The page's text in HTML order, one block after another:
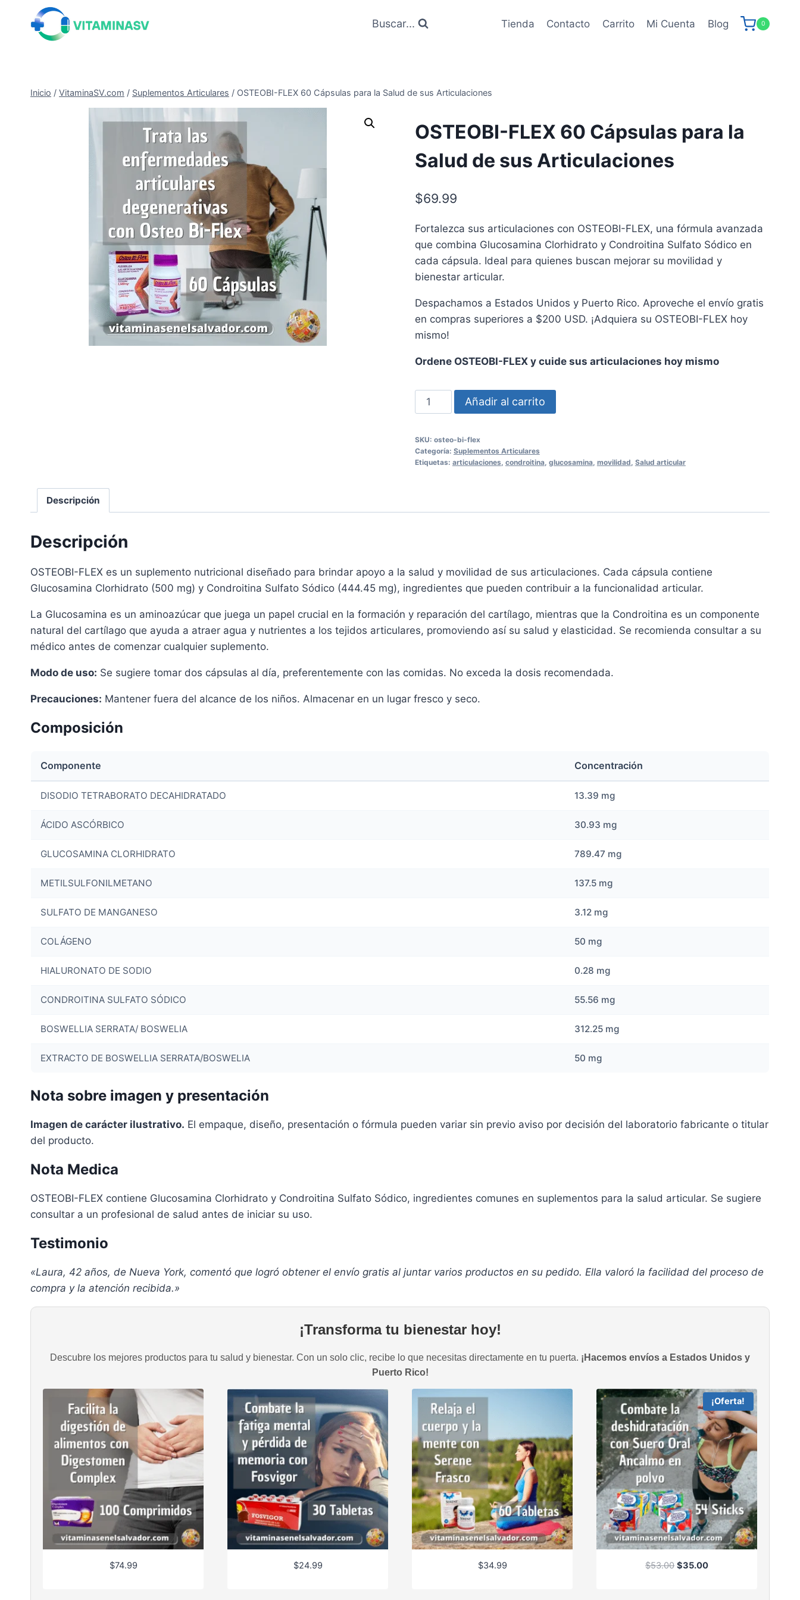
contenido
Buscar... Tienda Contacto Carrito Mi Cuenta Blog 0
Inicio / VitaminaSV.com / Suplementos Articulares / OSTEOBI-FLEX 60 Cápsulas para la Salud de sus Articulaciones
OSTEOBI-FLEX 60 Cápsulas para la
Salud de sus Articulaciones
$69.99
Fortalezca sus articulaciones con OSTEOBI-FLEX, una fórmula avanzada
que combina Glucosamina Clorhidrato y Condroitina Sulfato Sódico en
cada cápsula. Ideal para quienes buscan mejorar su movilidad y
bienestar articular.
Despachamos a Estados Unidos y Puerto Rico. Aproveche el envío gratis
en compras superiores a $200 USD. ¡Adquiera su OSTEOBI-FLEX hoy
mismo!
Ordene OSTEOBI-FLEX y cuide sus articulaciones hoy mismo
OSTEOBI-
FLEX
Cápsulas
para
de
Añadir al carrito
SKU: osteo-bi-flex
Categoría: Suplementos Articulares
Etiquetas: articulaciones condroitina, glucosamina, movilidad Salud articular
Descripción
Descripción
OSTEOBI-FLEX es un suplemento nutricional diseñado para brindar apoyo a la salud y movilidad de sus articulaciones. Cada cápsula contiene
Glucosamina Clorhidrato (500 mg) y Condroitina Sulfato Sódico (444.45 mg), ingredientes que pueden contribuir a la funcionalidad articular.
La Glucosamina es un aminoazúcar que juega un papel crucial en la formación y reparación del cartílago, mientras que la Condroitina es un componente
natural del cartílago que ayuda a atraer agua y nutrientes a los tejidos articulares, promoviendo así su salud y elasticidad. Se recomienda consultar a su
médico antes de comenzar cualquier suplemento.
Modo de uso: Se sugiere tomar dos cápsulas al día, preferentemente con las comidas. No exceda la dosis recomendada.
Precauciones: Mantener fuera del alcance de los niños. Almacenar en un lugar fresco y seco.
Composición
Componente Concentración
DISODIO TETRABORATO DECAHIDRATADO 13.39 mg
ÁCIDO ASCÓRBICO 30.93 mg
GLUCOSAMINA CLORHIDRATO 789.47 mg
METILSULFONILMETANO 137.5 mg
SULFATO DE MANGANESO 3.12 mg
COLÁGENO 50 mg
HIALURONATO DE SODIO 0.28 mg
CONDROITINA SULFATO SÓDICO 55.56 mg
BOSWELLIA SERRATA/ BOSWELIA 312.25 mg
EXTRACTO DE BOSWELLIA SERRATA/BOSWELIA 50 mg
Nota sobre imagen y presentación
Imagen de carácter ilustrativo. El empaque, diseño, presentación o fórmula pueden variar sin previo aviso por decisión del laboratorio fabricante o titular
del producto.
Nota Medica
OSTEOBI-FLEX contiene Glucosamina Clorhidrato y Condroitina Sulfato Sódico, ingredientes comunes en suplementos para la salud articular. Se sugiere
consultar a un profesional de salud antes de iniciar su uso.
Testimonio
«Laura, 42 años, de Nueva York, comentó que logró obtener el envío gratis al juntar varios productos en su pedido. Ella valoró la facilidad del proceso de
compra y la atención recibida.»
¡Transforma tu bienestar hoy!
Descubre los mejores productos para tu salud y bienestar. Con un solo clic, recibe lo que necesitas directamente en tu puerta. ¡Hacemos envíos a Estados Unidos y
Puerto Rico!
$74.99 $24.99 $34.99
¡Oferta!
$53.00 E
$35.00E